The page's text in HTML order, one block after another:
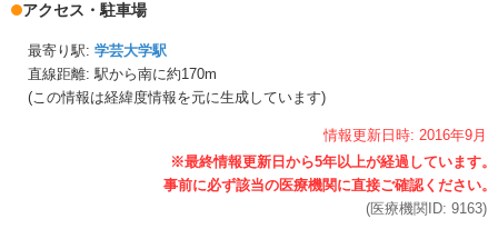
アクセス・駐車場
最寄り駅: 学芸大学駅
直線距離: 駅から南に約170m
(この情報は経緯度情報を元に生成しています)
情報更新日時: 2016年9月
(医療機関ID: 9163)